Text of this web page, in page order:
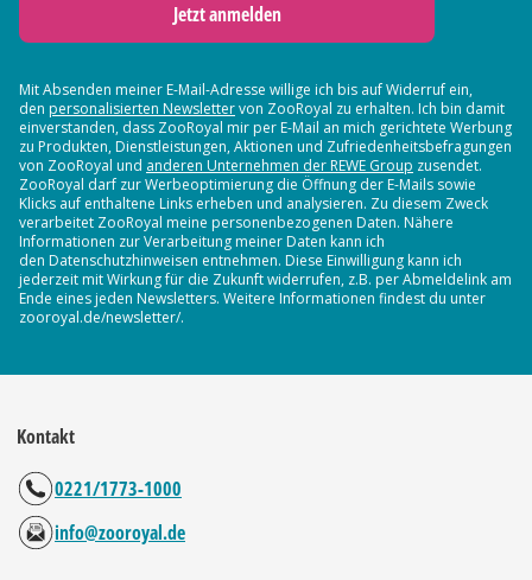
Jetzt anmelden
Mit Absenden meiner E-Mail-Adresse willige ich bis auf Widerruf ein,
den personalisierten Newslettervon ZooRoyal zu erhalten. Ich bin damit
einverstanden, dass ZooRoyal mir per E-Mail an mich gerichtete Werbung
zu Produkten, Dienstleistungen, Aktionen und Zufriedenheitsbefragungen
von ZooRoyal und anderen Unternehmen der REWE Group zusendet.
ZooRoyal darf zur Werbeoptimierung die Öffnung der E-Mails sowie
Klicks auf enthaltene Links erheben und analysieren. Zu diesem Zweck
verarbeitet ZooRoyal meine personenbezogenen Daten. Nähere
Informationen zur Verarbeitung meiner Daten kann ich
den Datenschutzhinweisen entnehmen. Diese Einwilligung kann ich
jederzeit mit Wirkung für die Zukunft widerrufen, z.B. per Abmeldelink am
Ende eines jeden Newsletters. Weitere Informationen findest du unter
zooroyal.de/newsletter/.
Kontakt
0221/1773-1000
info@zooroyal.de